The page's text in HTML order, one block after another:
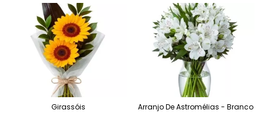
Girassóis Arranjo De Astromélias - Branco